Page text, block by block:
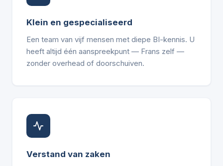
Klein en gespecialiseerd
Een team van vijf mensen met diepe BI-kennis. U
heeft altijd één aanspreekpunt — Frans zelf —
zonder overhead of doorschuiven.
Verstand van zaken